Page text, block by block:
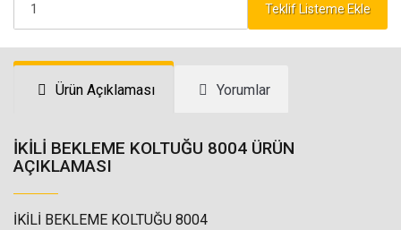
Teklif Listeme Ekle
Ürün Açıklaması Yorumlar
İKİLİ BEKLEME KOLTUĞU 8004 ÜRÜN
AÇIKLAMASI
İKİLİ BEKLEME KOLTUĞU 8004